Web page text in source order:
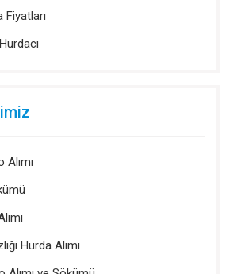
Fiyatları
Hurda Alımı